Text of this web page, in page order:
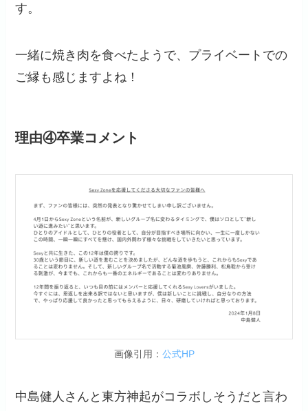
す。
一緒に焼き肉を食べたようで、プライベートでの
ご縁も感じますよね！
理由④卒業コメント
画像引用： 公式HP
中島健人さんと東方神起がコラボしそうだと言わ